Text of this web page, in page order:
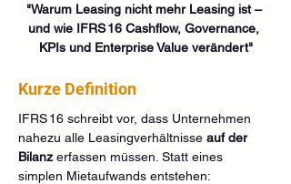
"Warum Leasing nicht mehr Leasing ist –
und wie IFRS 16 Cashflow, Governance,
KPIs und Enterprise Value verändert"
Kurze Definition
IFRS 16 schreibt vor, dass Unternehmen
nahezu alle Leasingverhältnisse auf der
Bilanz erfassen müssen. Statt eines
simplen Mietaufwands entstehen: